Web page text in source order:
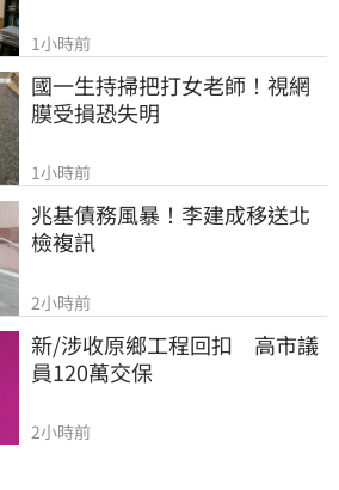
1小時前
國一生持掃把打女老師！視網
膜受損恐失明
1小時前
兆基債務風暴！李建成移送北
檢複訊
2小時前
新/涉收原鄉工程回扣　高市議
員120萬交保
2小時前